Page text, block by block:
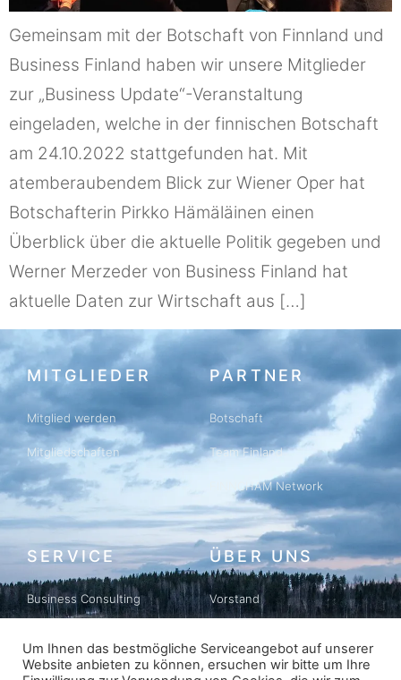
Gemeinsam mit der Botschaft von Finnland und
Business Finland haben wir unsere Mitglieder
zur „Business Update“-Veranstaltung
eingeladen, welche in der finnischen Botschaft
am 24.10.2022 stattgefunden hat. Mit
atemberaubendem Blick zur Wiener Oper hat
Botschafterin Pirkko Hämäläinen einen
Überblick über die aktuelle Politik gegeben und
Werner Merzeder von Business Finland hat
aktuelle Daten zur Wirtschaft aus […]
MITGLIEDER
Mitglied werden
Mitgliedschaften
PARTNER
Botschaft
Team Finland
FINNCHAM Network
SERVICE
Business Consulting
Newsletter
ÜBER UNS
Vorstand
Datenschutz
Um Ihnen das bestmögliche Serviceangebot auf unserer
Website anbieten zu können, ersuchen wir bitte um Ihre